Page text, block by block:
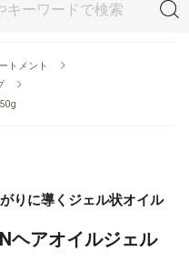
トメント
りに導くジェル状オイル
ヘアオイルジェル